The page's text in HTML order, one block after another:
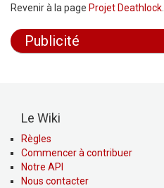
Revenir à la page Projet Deathlock.
Publicité
Le Wiki
Règles
Commencer à contribuer
Notre API
Nous contacter